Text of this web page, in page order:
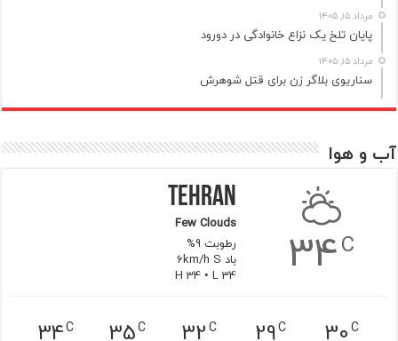
مرداد ۱۵, ۱۴۰۵
پایان تلخ یک نزاع خانوادگی در دورود
مرداد ۱۵, ۱۴۰۵
سناریوی بلاگر زن برای قتل شوهرش
آب و هوا
34C
Tehran
Few Clouds
رطوبت 9%
باد 6km/h S
H 34 • L 34
30C
29C
32C
35C
34C